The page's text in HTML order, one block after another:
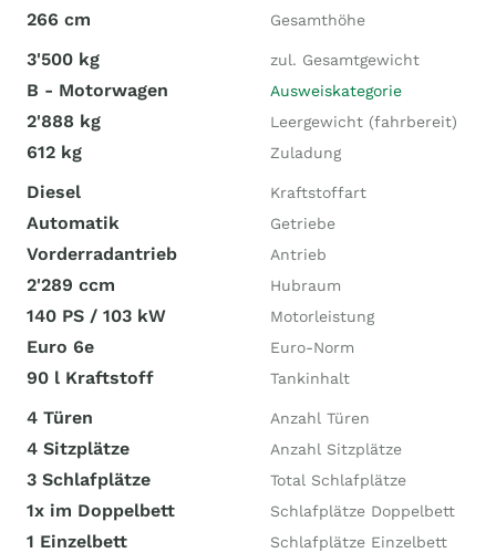
266 cm Gesamthöhe
3'500 kg zul. Gesamtgewicht
B - Motorwagen Ausweiskategorie
2'888 kg Leergewicht (fahrbereit)
612 kg Zuladung
Diesel Kraftstoffart
Automatik Getriebe
Vorderradantrieb Antrieb
2'289 ccm Hubraum
140 PS / 103 kW Motorleistung
Euro 6e Euro-Norm
90 l Kraftstoff Tankinhalt
4 Türen Anzahl Türen
4 Sitzplätze Anzahl Sitzplätze
3 Schlafplätze Total Schlafplätze
1x im Doppelbett Schlafplätze Doppelbett
1 Einzelbett Schlafplätze Einzelbett